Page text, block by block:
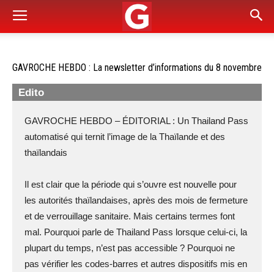
GAVROCHE HEBDO : La newsletter d’informations du 8 novembre
Edito
GAVROCHE HEBDO – ÉDITORIAL : Un Thailand Pass
automatisé qui ternit l’image de la Thaïlande et des
thaïlandais
Il est clair que la période qui s’ouvre est nouvelle pour
les autorités thaïlandaises, après des mois de fermeture
et de verrouillage sanitaire. Mais certains termes font
mal. Pourquoi parle de Thailand Pass lorsque celui-ci, la
plupart du temps, n’est pas accessible ? Pourquoi ne
pas vérifier les codes-barres et autres dispositifs mis en